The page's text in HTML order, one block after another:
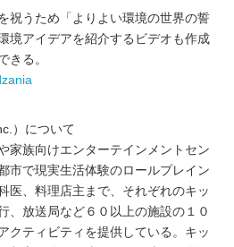
祝うため「よりよい環境の世界の誓
境アイデアを紹介するビデオも作成
きる。
）について
家族向けエンターテインメントセン
市で現実生活体験のロールプレイン
医、料理店主まで、それぞれのキッ
、放送局など６０以上の施設の１０
クティビティを提供している。キッ